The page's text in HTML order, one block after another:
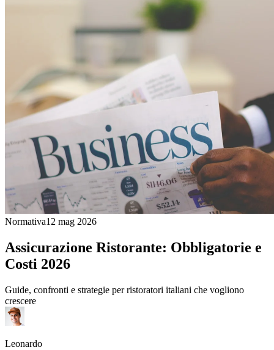
Normativa12 mag 2026
Assicurazione Ristorante: Obbligatorie e
Costi 2026
Guide, confronti e strategie per ristoratori italiani che vogliono
crescere
Leonardo